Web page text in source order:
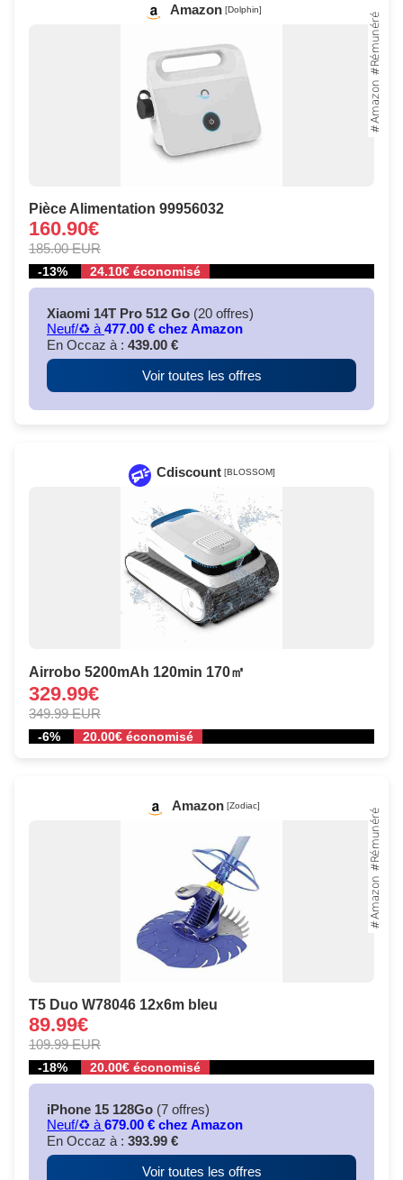
Amazon [Dolphin]
Pièce Alimentation 99956032
160.90€
185.00 EUR
-13% 24.10€ économisé
Xiaomi 14T Pro 512 Go (20 offres)
Neuf/♻️ à 477.00 € chez Amazon
En Occaz à : 439.00 €
Voir toutes les offres
Cdiscount [BLOSSOM]
Airrobo 5200mAh 120min 170㎡
329.99€
349.99 EUR
-6% 20.00€ économisé
Amazon [Zodiac]
T5 Duo W78046 12x6m bleu
89.99€
109.99 EUR
-18% 20.00€ économisé
iPhone 15 128Go (7 offres)
Neuf/♻️ à 679.00 € chez Amazon
En Occaz à : 393.99 €
Voir toutes les offres